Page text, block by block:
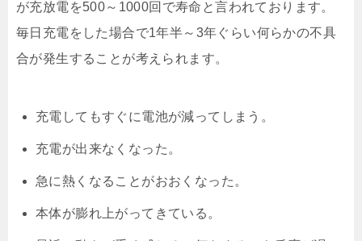
が充放電を500～1000回で寿命と言われております。
毎日充電をした場合で1年半～3年ぐらい何らかの不具
合が発生することが考えられます。
充電してもすぐに電池が減ってしまう。
充電が出来なくなった。
急に熱くなることがおおくなった。
本体が膨れ上がってきている。